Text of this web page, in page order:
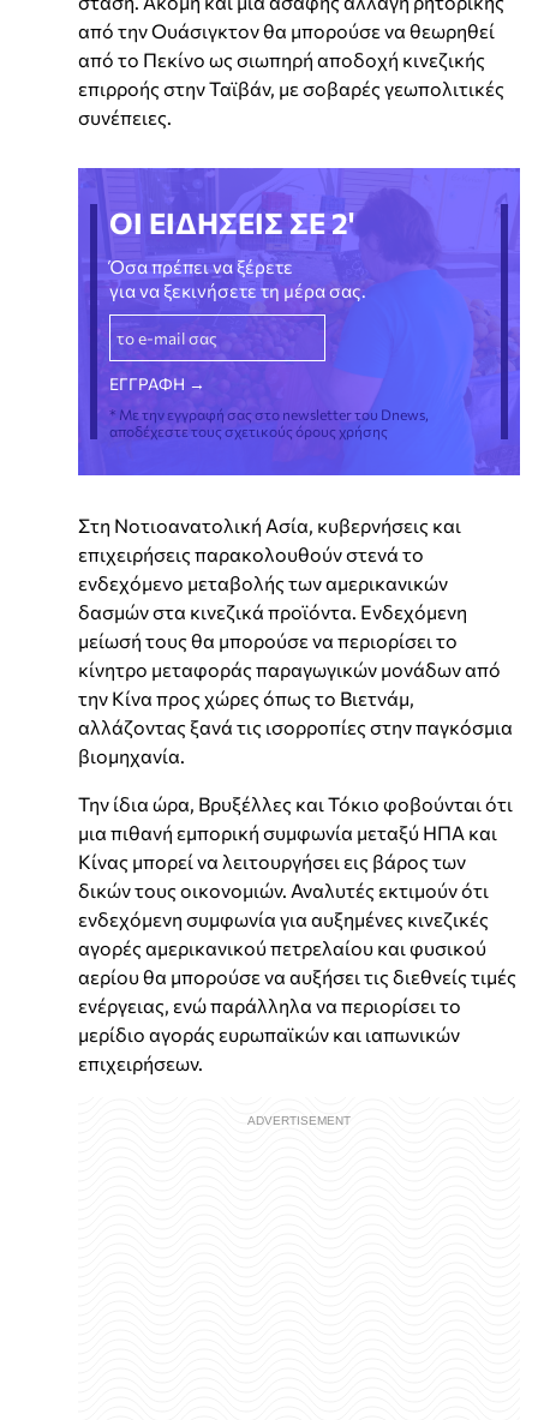
από την Ουάσιγκτον θα μπορούσε να θεωρηθεί
από το Πεκίνο ως σιωπηρή αποδοχή κινεζικής
επιρροής στην Ταϊβάν, με σοβαρές γεωπολιτικές
συνέπειες.
ΟΙ ΕΙΔΗΣΕΙΣ ΣΕ 2'
Όσα πρέπει να ξέρετε
για να ξεκινήσετε τη μέρα σας.
* Με την εγγραφή σας στο newsletter του Dnews,
αποδέχεστε τους σχετικούς όρους χρήσης
Στη Νοτιοανατολική Ασία, κυβερνήσεις και
επιχειρήσεις παρακολουθούν στενά το
ενδεχόμενο μεταβολής των αμερικανικών
δασμών στα κινεζικά προϊόντα. Ενδεχόμενη
μείωσή τους θα μπορούσε να περιορίσει το
κίνητρο μεταφοράς παραγωγικών μονάδων από
την Κίνα προς χώρες όπως το Βιετνάμ,
αλλάζοντας ξανά τις ισορροπίες στην παγκόσμια
βιομηχανία.
Την ίδια ώρα, Βρυξέλλες και Τόκιο φοβούνται ότι
μια πιθανή εμπορική συμφωνία μεταξύ ΗΠΑ και
Κίνας μπορεί να λειτουργήσει εις βάρος των
δικών τους οικονομιών. Αναλυτές εκτιμούν ότι
ενδεχόμενη συμφωνία για αυξημένες κινεζικές
αγορές αμερικανικού πετρελαίου και φυσικού
αερίου θα μπορούσε να αυξήσει τις διεθνείς τιμές
ενέργειας, ενώ παράλληλα να περιορίσει το
μερίδιο αγοράς ευρωπαϊκών και ιαπωνικών
επιχειρήσεων.